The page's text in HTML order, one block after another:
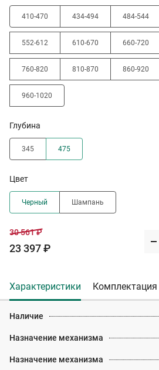
410-470 434-494 484-544
552-612 610-670 660-720
760-820 810-870 860-920
960-1020
Глубина
345 475
Цвет
Черный Шампань
30 561 ₽
23 397 ₽
Характеристики Комплектация
Наличие
Назначение механизма
Назначение механизма